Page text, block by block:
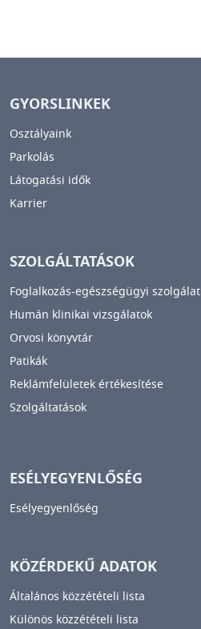
GYORSLINKEK
Osztályaink
Parkolás
Látogatási idők
Karrier
SZOLGÁLTATÁSOK
Foglalkozás-egészségügyi szolgálat
Humán klinikai vizsgálatok
Orvosi könyvtár
Patikák
Reklámfelületek értékesítése
Szolgáltatások
ESÉLYEGYENLŐSÉG
Esélyegyenlőség
KÖZÉRDEKŰ ADATOK
Általános közzétételi lista
Különös közzétételi lista